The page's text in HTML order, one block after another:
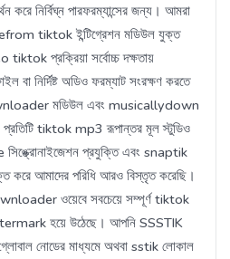
নির্বিঘ্ন পারফরম্যান্সের জন্য। আমরা
tiktok ইন্টিগ্রেশন মডিউল যুক্ত
প্রক্রিয়া সর্বোচ্চ দক্ষতায়
বা নির্দিষ্ট অডিও ফরম্যাট সংরক্ষণ করতে
মডিউল এবং musicallydown
প্রতিটি tiktok mp3 রূপান্তর মূল স্টুডিও
প্রযুক্তি এবং snaptik
করে আমাদের পরিধি আরও বিস্তৃত করেছি।
ওয়েবে সবচেয়ে সম্পূর্ণ tiktok
হয়ে উঠেছে। আপনি SSSTIK
নোডের মাধ্যমে অথবা sstik লোকাল